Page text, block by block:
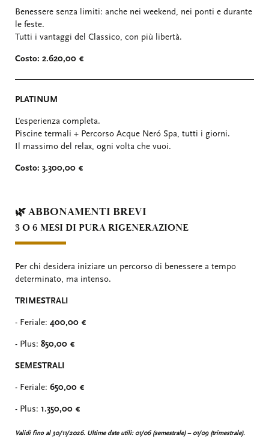
Benessere senza limiti: anche nei weekend, nei ponti e durante
le feste.
Tutti i vantaggi del Classico, con più libertà.
Costo: 2.620,00 €
PLATINUM
L’esperienza completa.
Piscine termali + Percorso Acque Neró Spa, tutti i giorni.
Il massimo del relax, ogni volta che vuoi.
Costo: 3.300,00 €
🌿 ABBONAMENTI BREVI
3 O 6 MESI DI PURA RIGENERAZIONE
Per chi desidera iniziare un percorso di benessere a tempo
determinato, ma intenso.
TRIMESTRALI
- Feriale: 400,00 €
- Plus: 850,00 €
SEMESTRALI
- Feriale: 650,00 €
- Plus: 1.350,00 €
Validi fino al 30/11/2026. Ultime date utili: 01/06 (semestrale) – 01/09 (trimestrale).